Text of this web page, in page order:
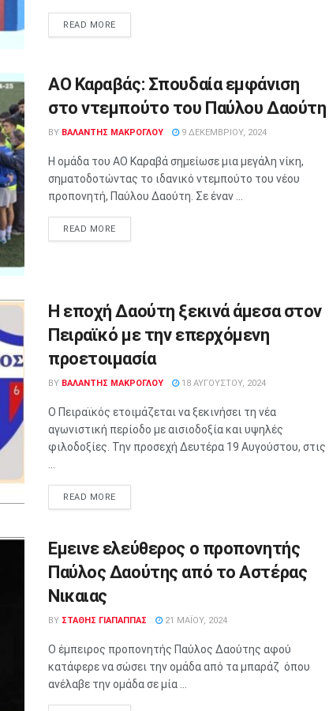
READ MORE
ΑΟ Καραβάς: Σπουδαία εμφάνιση
στο ντεμπούτο του Παύλου Δαούτη
BY ΒΑΛΑΝΤΗΣ ΜΑΚΡΟΓΛΟΥ 9 ΔΕΚΕΜΒΡΊΟΥ, 2024
Η ομάδα του ΑΟ Καραβά σημείωσε μια μεγάλη νίκη,
σηματοδοτώντας το ιδανικό ντεμπούτο του νέου
προπονητή, Παύλου Δαούτη. Σε έναν ...
READ MORE
Η εποχή Δαούτη ξεκινά άμεσα στον
Πειραϊκό με την επερχόμενη
προετοιμασία
BY ΒΑΛΑΝΤΗΣ ΜΑΚΡΟΓΛΟΥ 18 ΑΥΓΟΎΣΤΟΥ, 2024
Ο Πειραϊκός ετοιμάζεται να ξεκινήσει τη νέα
αγωνιστική περίοδο με αισιοδοξία και υψηλές
φιλοδοξίες. Την προσεχή Δευτέρα 19 Αυγούστου, στις
READ MORE
Εμεινε ελεύθερος ο προπονητής
Παύλος Δαούτης από το Αστέρας
Νικαιας
BY ΣΤΑΘΗΣ ΓΊΑΠΑΠΠΑΣ 21 ΜΑΪ́ΟΥ, 2024
Ο έμπειρος προπονητής Παύλος Δαούτης αφού
κατάφερε να σώσει την ομάδα από τα μπαράζ όπου
ανέλαβε την ομάδα σε μία ...